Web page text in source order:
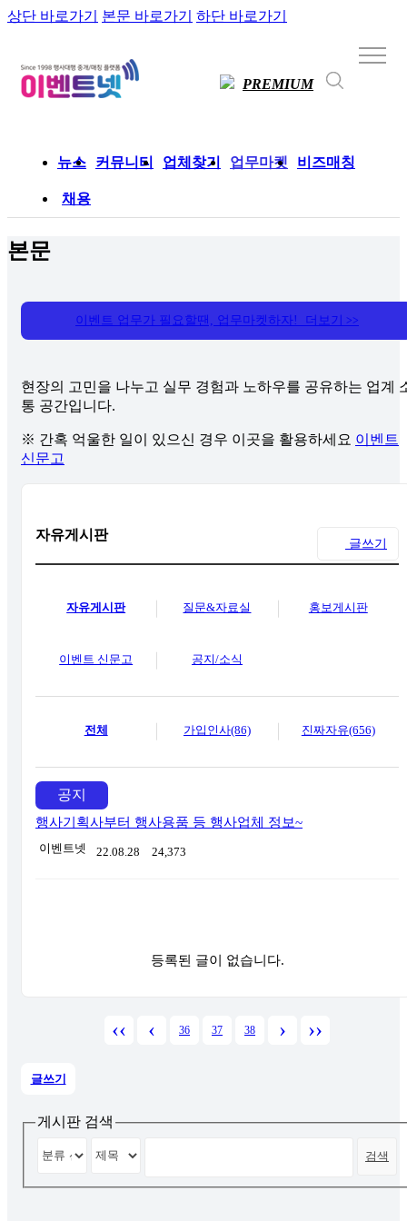
상단 바로가기 본문 바로가기 하단 바로가기
PREMIUM
뉴스 커뮤니티 업체찾기 업무마켓 비즈매칭
채용
본문
이벤트 업무가 필요할땐, 업무마켓하자! 더보기 >>
현장의 고민을 나누고 실무 경험과 노하우를 공유하는 업계
통 공간입니다.
※ 간혹 억울한 일이 있으신 경우 이곳을 활용하세요 이벤트
신문고
자유게시판
글쓰기
자유게시판 질문&자료실 홍보게시판
이벤트 신문고 공지/소식
전체 가입인사(86) 진짜자유(656)
공지
행사기획사부터 행사용품 등 행사업체 정보~
이벤트넷 22.08.28 24,373
등록된 글이 없습니다.
‹‹ ‹ 36 37 38 › ››
글쓰기
게시판 검색
검색